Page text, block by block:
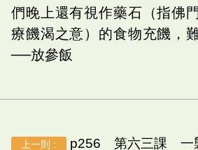
們晚上還有視作藥石（指佛
療饑渴之意）的食物充饑，
──放參飯
上一則 : p256 第六三課 一